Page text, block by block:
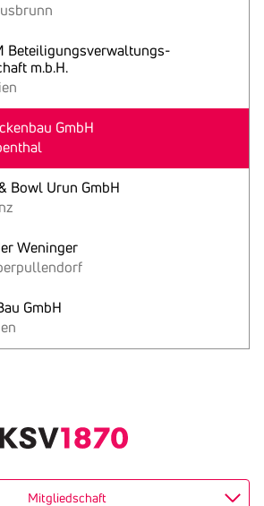
Beteiligungsverwaltungs-
m.b.H.
GmbH
Bowl Urun GmbH
Weninger
GmbH
Mitgliedschaft